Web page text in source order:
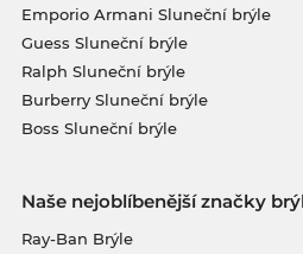
Emporio Armani Sluneční brýle
Guess Sluneční brýle
Ralph Sluneční brýle
Burberry Sluneční brýle
Boss Sluneční brýle
Naše nejoblíbenější značky
Ray-Ban Brýle